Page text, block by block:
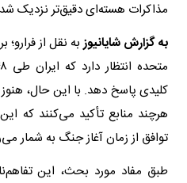
مذاکرات هسته‌ای دقیق‌تر نزدیک
به گزارش شایانیوزبه نقل از فرارو؛
کلیدی پاسخ دهد. با این حال،
هرچند منابع تأکید می‌کنند که
توافق از زمان آغاز جنگ به شمار
طبق مفاد مورد بحث، این